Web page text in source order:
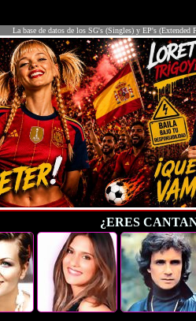
La base de datos de los SG's (Singles) y EP's (Extended
¿ERES